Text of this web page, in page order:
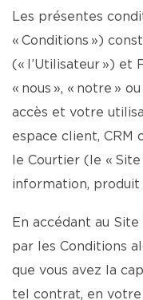
Les présentes
« Conditions »)
(« l’Utilisateur ») et
« nous », « notre »
accès et votre
espace client, CRM
le Courtier (le «
information,
En accédant au
par les Conditions
que vous avez la
tel contrat, en